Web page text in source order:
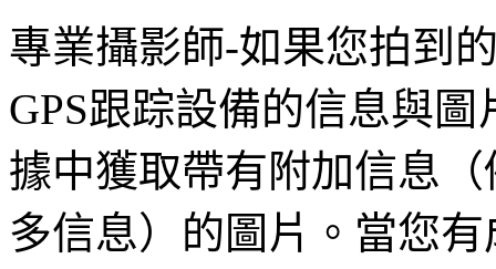
專業攝影師-如果您拍到
GPS跟踪設備的信息與
據中獲取帶有附加信息
多信息）的圖片。當您